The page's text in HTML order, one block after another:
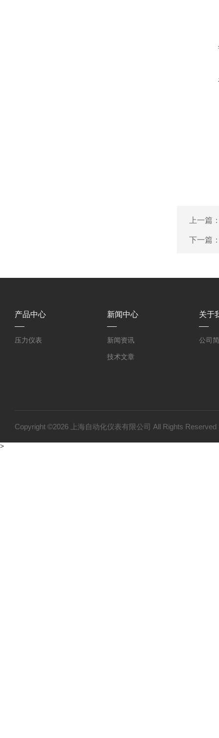
上一篇
下一篇
产品中心
压力仪表
新闻中心
新闻资讯
技术文章
关于
公司
Copyright ©2026 上海自动化仪表有限公司 All Rights
>